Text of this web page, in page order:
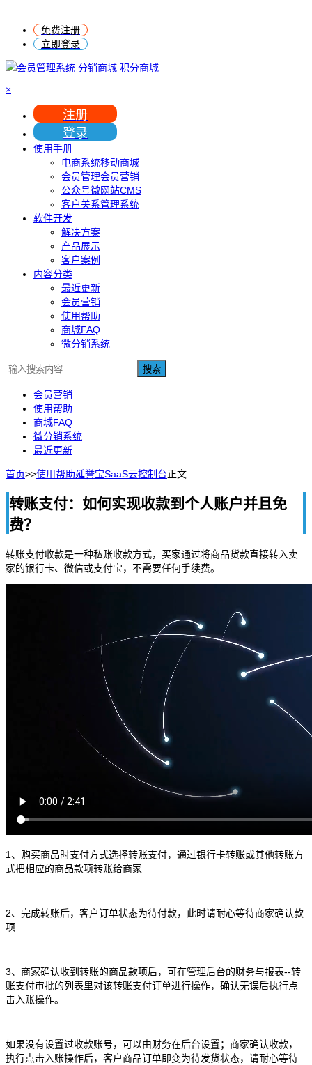
免费注册
立即登录
×
注册
登录
使用手册
电商系统移动商城
会员管理会员营销
公众号微网站CMS
客户关系管理系统
软件开发
解决方案
产品展示
客户案例
内容分类
最近更新
会员营销
使用帮助
商城FAQ
微分销系统
搜索
会员营销
使用帮助
商城FAQ
微分销系统
最近更新
首页>>使用帮助延誉宝SaaS云控制台正文
转账支付：如何实现收款到个人账户并且免
费？
转账支付收款是一种私账收款方式，买家通过将商品货款直接转入卖
家的银行卡、微信或支付宝，不需要任何手续费。
1、购买商品时支付方式选择转账支付，通过银行卡转账或其他转账方
式把相应的商品款项转账给商家
2、完成转账后，客户订单状态为待付款，此时请耐心等待商家确认款
项
3、商家确认收到转账的商品款项后，可在管理后台的财务与报表--转
账支付审批的列表里对该转账支付订单进行操作，确认无误后执行点
击入账操作。
如果没有设置过收款账号，可以由财务在后台设置；商家确认收款，
执行点击入账操作后，客户商品订单即变为待发货状态，请耐心等待